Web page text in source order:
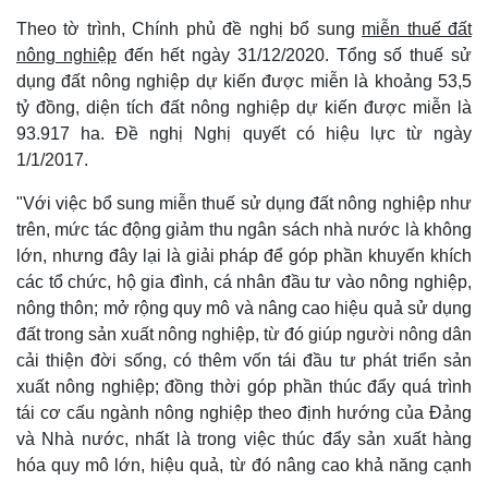
Thế giới
Multimedia
Theo tờ trình, Chính phủ đề nghị bổ sung miễn thuế đất
nông nghiệpđến hết ngày 31/12/2020. Tổng số thuế sử
dụng đất nông nghiệp dự kiến được miễn là khoảng 53,5
tỷ đồng, diện tích đất nông nghiệp dự kiến được miễn là
93.917 ha. Đề nghị Nghị quyết có hiệu lực từ ngày
1/1/2017.
"Với việc bổ sung miễn thuế sử dụng đất nông nghiệp như
trên, mức tác động giảm thu ngân sách nhà nước là không
lớn, nhưng đây lại là giải pháp để góp phần khuyến khích
các tổ chức, hộ gia đình, cá nhân đầu tư vào nông nghiệp,
nông thôn; mở rộng quy mô và nâng cao hiệu quả sử dụng
đất trong sản xuất nông nghiệp, từ đó giúp người nông dân
cải thiện đời sống, có thêm vốn tái đầu tư phát triển sản
xuất nông nghiệp; đồng thời góp phần thúc đẩy quá trình
tái cơ cấu ngành nông nghiệp theo định hướng của Đảng
và Nhà nước, nhất là trong việc thúc đẩy sản xuất hàng
hóa quy mô lớn, hiệu quả, từ đó nâng cao khả năng cạnh